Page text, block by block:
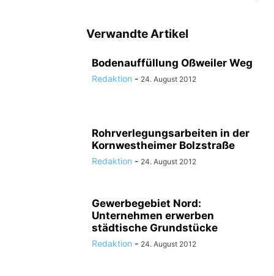
Verwandte Artikel
Bodenauffüllung Oßweiler Weg
Redaktion - 24. August 2012
Rohrverlegungsarbeiten in der
Kornwestheimer Bolzstraße
Redaktion - 24. August 2012
Gewerbegebiet Nord:
Unternehmen erwerben
städtische Grundstücke
Redaktion - 24. August 2012